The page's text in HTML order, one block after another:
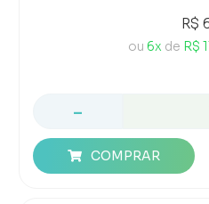
R$
ou 6x de R$
-
COMPRAR